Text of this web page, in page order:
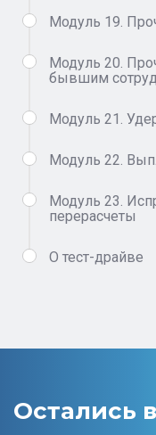
Модуль 19.
Модуль 20.
бывшим
Модуль 21.
Модуль 22.
Модуль 23.
перерасчеты
О тест-драйве
Остались